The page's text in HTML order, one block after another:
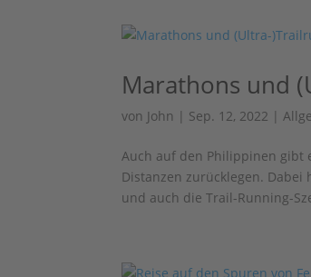
Marathons und
von John | Sep. 12, 2022 |
Auch auf den Philippinen gibt
Distanzen zurücklegen.
und auch die Trail-Running-